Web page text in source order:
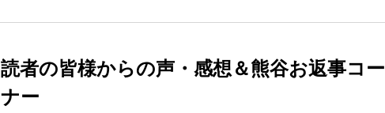
読者の皆様からの声・感想＆熊谷お返事コー
ナー